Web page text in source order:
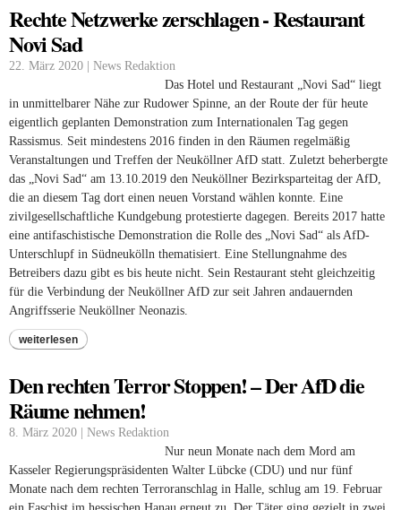
Rechte Netzwerke zerschlagen - Restaurant
Novi Sad
22. März 2020 | News Redaktion
Das Hotel und Restaurant „Novi Sad“ liegt
in unmittelbarer Nähe zur Rudower Spinne, an der Route der für heute
eigentlich geplanten Demonstration zum Internationalen Tag gegen
Rassismus. Seit mindestens 2016 finden in den Räumen regelmäßig
Veranstaltungen und Treffen der Neuköllner AfD statt. Zuletzt beherbergte
das „Novi Sad“ am 13.10.2019 den Neuköllner Bezirksparteitag der AfD,
die an diesem Tag dort einen neuen Vorstand wählen konnte. Eine
zivilgesellschaftliche Kundgebung protestierte dagegen. Bereits 2017 hatte
eine antifaschistische Demonstration die Rolle des „Novi Sad“ als AfD-
Unterschlupf in Südneukölln thematisiert. Eine Stellungnahme des
Betreibers dazu gibt es bis heute nicht. Sein Restaurant steht gleichzeitig
für die Verbindung der Neuköllner AfD zur seit Jahren andauernden
Angriffsserie Neuköllner Neonazis.
weiterlesen
Den rechten Terror Stoppen! – Der AfD die
Räume nehmen!
8. März 2020 | News Redaktion
Nur neun Monate nach dem Mord am
Kasseler Regierungspräsidenten Walter Lübcke (CDU) und nur fünf
Monate nach dem rechten Terroranschlag in Halle, schlug am 19. Februar